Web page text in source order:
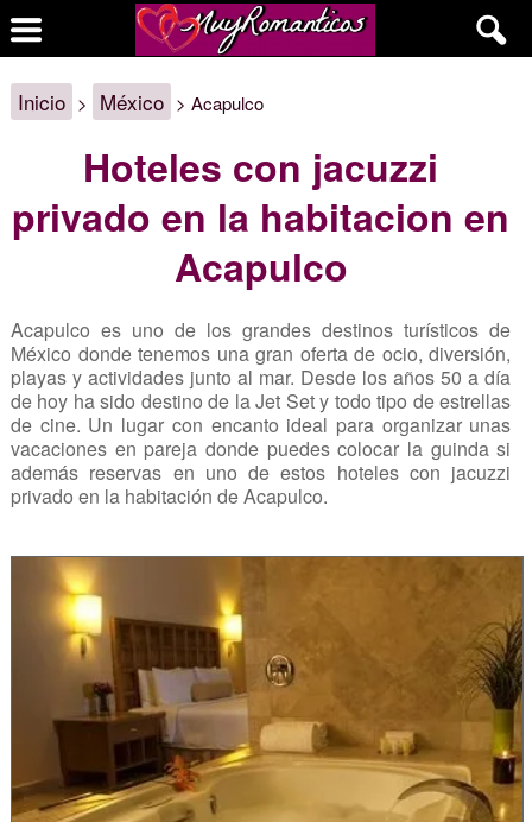
Inicio > México > Acapulco
Hoteles con jacuzzi
privado en la habitacion en
Acapulco
Acapulco es uno de los grandes destinos turísticos de
México donde tenemos una gran oferta de ocio, diversión,
playas y actividades junto al mar. Desde los años 50 a día
de hoy ha sido destino de la Jet Set y todo tipo de estrellas
de cine. Un lugar con encanto ideal para organizar unas
vacaciones en pareja donde puedes colocar la guinda si
además reservas en uno de estos hoteles con jacuzzi
privado en la habitación de Acapulco.